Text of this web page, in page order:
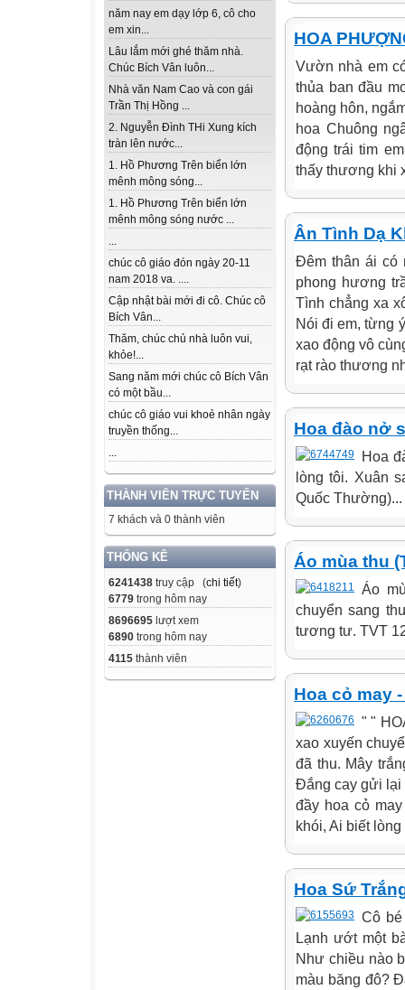
năm nay em dạy lớp 6, cô cho
em xin...
Lâu lắm mới ghé thăm nhà.
Chúc Bích Vân luôn...
Nhà văn Nam Cao và con gái
Trần Thị Hồng ...
2. Nguyễn Đình THi Xung kích
tràn lên nước...
1. Hồ Phương Trên biển lớn
mênh mông sóng...
1. Hồ Phương Trên biển lớn
mênh mông sóng nước ...
...
chúc cô giáo đón ngày 20-11
nam 2018 va. ....
Cập nhật bài mới đi cô. Chúc cô
Bích Vân...
Thăm, chúc chủ nhà luôn vui,
khỏe!...
Sang năm mới chúc cô Bích Vân
có một bầu...
chúc cô giáo vui khoẻ nhân ngày
truyền thống...
...
THÀNH VIÊN TRỰC TUYẾN
7 khách và 0 thành viên
THỐNG KÊ
6241438 truy cập (chi tiết)
6779 trong hôm nay
8696695 lượt xem
6890 trong hôm nay
4115 thành viên
HOA
Vườn nhà em
thủa ban đầu
hoàng hôn,
hoa Chuông
động trái tim
thấy thương khi
Ân Tình Dạ
Đêm thân ái có
phong hương
Tình chẳng xa
Nói đi em, từng
xao động vô
rạt rào thương
Hoa đào nở
Hoa
lòng tôi. Xuân
Quốc Thường)...
Áo mùa thu
Áo
chuyển sang
tương tư. TVT
Hoa cỏ may
" "
xao xuyến
đã thu. Mây
Đắng cay gửi lại
đầy hoa cỏ
khói, Ai biết
Hoa Sứ
Cô
Lạnh ướt một
Như chiều nào
màu băng đô?